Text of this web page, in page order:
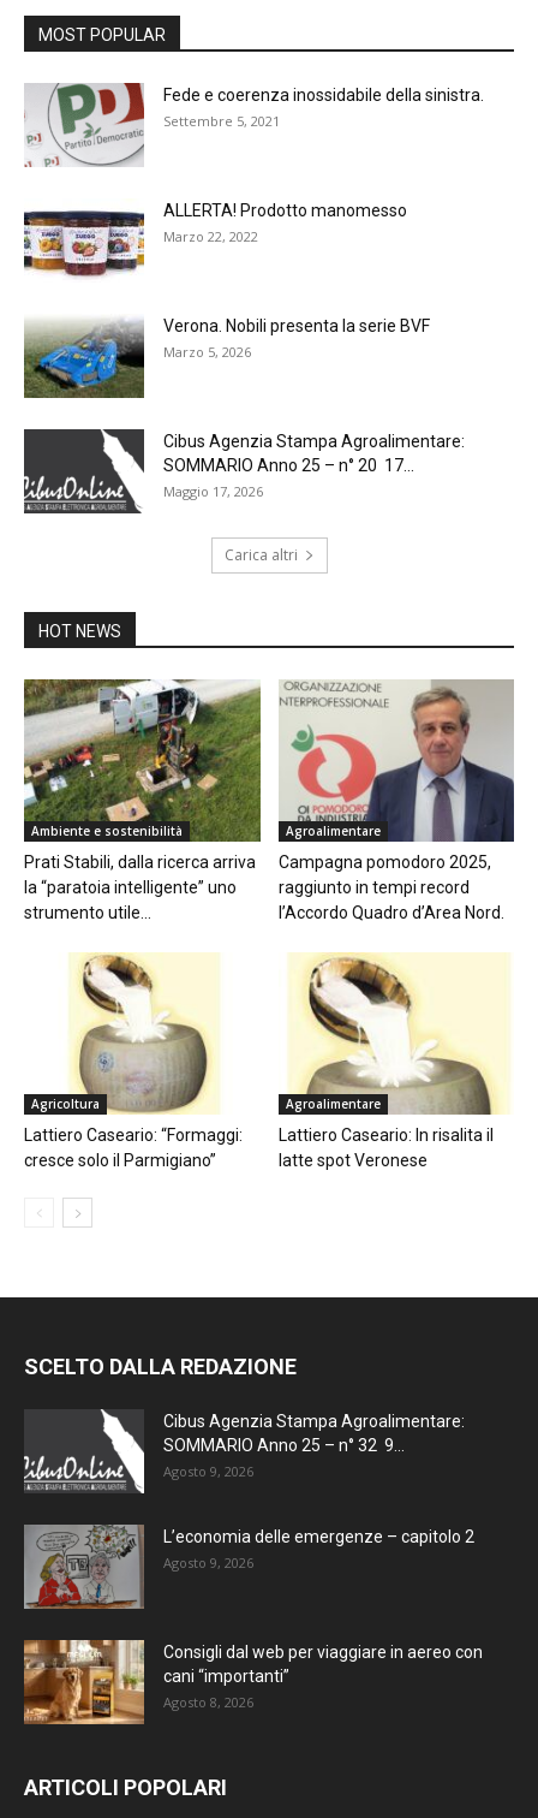
MOST POPULAR
Fede e coerenza inossidabile della sinistra.
Settembre 5, 2021
ALLERTA! Prodotto manomesso
Marzo 22, 2022
Verona. Nobili presenta la serie BVF
Marzo 5, 2026
Cibus Agenzia Stampa Agroalimentare:
SOMMARIO Anno 25 – n° 20 17...
Maggio 17, 2026
Carica altri
HOT NEWS
Ambiente e sostenibilità
Prati Stabili, dalla ricerca arriva
la “paratoia intelligente” uno
strumento utile...
Agroalimentare
Campagna pomodoro 2025,
raggiunto in tempi record
l’Accordo Quadro d’Area Nord.
Agricoltura
Lattiero Caseario: “Formaggi:
cresce solo il Parmigiano”
Agroalimentare
Lattiero Caseario: In risalita il
latte spot Veronese
SCELTO DALLA REDAZIONE
Cibus Agenzia Stampa Agroalimentare:
SOMMARIO Anno 25 – n° 32 9...
Agosto 9, 2026
L’economia delle emergenze – capitolo 2
Agosto 9, 2026
Consigli dal web per viaggiare in aereo con
cani “importanti”
Agosto 8, 2026
ARTICOLI POPOLARI